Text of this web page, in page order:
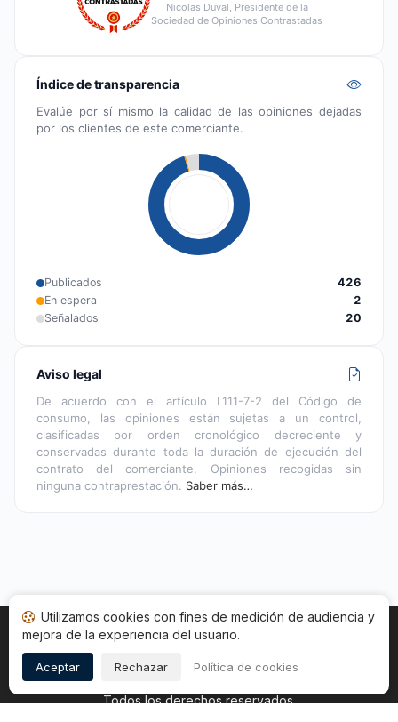
Nicolas Duval, Presidente de la
Sociedad de Opiniones Contrastadas
Índice de transparencia
Evalúe por sí mismo la calidad de las opiniones dejadas
por los clientes de este comerciante.
Publicados
426
En espera
2
Señalados
20
Aviso legal
De acuerdo con el artículo L111-7-2 del Código de
consumo, las opiniones están sujetas a un control,
clasificadas por orden cronológico decreciente y
conservadas durante toda la duración de ejecución del
contrato del comerciante. Opiniones recogidas sin
ninguna contraprestación. Saber más…
Inicio Estado opiniones Categorías
Copyright © 2026
Todos los derechos reservados.
Utilizamos cookies con fines de medición de audiencia y
mejora de la experiencia del usuario.
Aceptar Rechazar Política de cookies